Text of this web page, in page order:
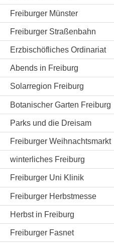
Freiburger Münster
Freiburger Straßenbahn
Erzbischöfliches Ordinariat
Abends in Freiburg
Solarregion Freiburg
Botanischer Garten Freiburg
Parks und die Dreisam
Freiburger Weihnachtsmarkt
winterliches Freiburg
Freiburger Uni Klinik
Freiburger Herbstmesse
Herbst in Freiburg
Freiburger Fasnet